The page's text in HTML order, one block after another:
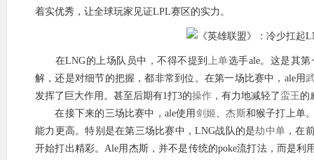
着实优秀，让全球玩家见证LPL赛区的实力。
在LNG的上场队员中，不得不提到 上单选手ale。这是其
解，还是对细节的把握，都非常到位。在第一场比赛中，ale用
发挥了巨大作用。甚至后期有1打3的操作 ，有力地减轻了蛮王 的
在接下来的三场比赛中，ale使用 剑姬、杰斯和猴子打上单
能力更高。特别是在第三场比赛中，LNG战队的是劫中单 ，在
开始打出精彩。Ale用杰斯，并不是传统的poke流打法，而是